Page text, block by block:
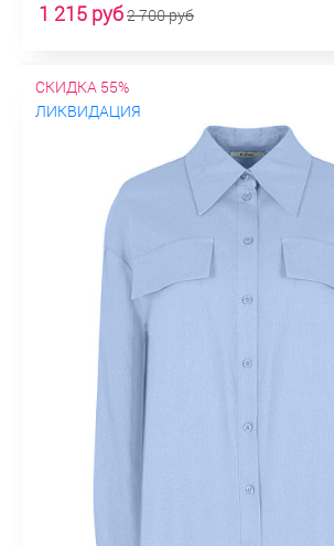
1 215 руб2 700 руб
СКИДКА 55%
ЛИКВИДАЦИЯ